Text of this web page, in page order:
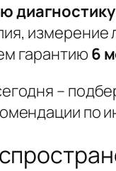
измерение
гарантию 6
–
по